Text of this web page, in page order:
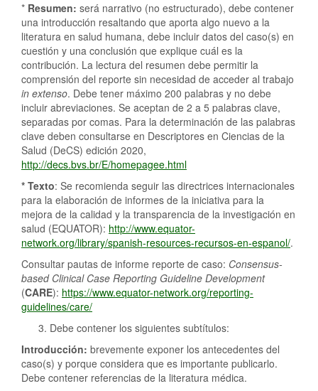
* Resumen: será narrativo (no estructurado), debe contener
una introducción resaltando que aporta algo nuevo a la
literatura en salud humana, debe incluir datos del caso(s) en
cuestión y una conclusión que explique cuál es la
contribución. La lectura del resumen debe permitir la
comprensión del reporte sin necesidad de acceder al trabajo
in extenso. Debe tener máximo 200 palabras y no debe
incluir abreviaciones. Se aceptan de 2 a 5 palabras clave,
separadas por comas. Para la determinación de las palabras
clave deben consultarse en Descriptores en Ciencias de la
Salud (DeCS) edición 2020,
http://decs.bvs.br/E/homepagee.html
* Texto: Se recomienda seguir las directrices internacionales
para la elaboración de informes de la iniciativa para la
mejora de la calidad y la transparencia de la investigación en
salud (EQUATOR): http://www.equator-
network.org/library/spanish-resources-recursos-en-espanol/.
Consultar pautas de informe reporte de caso: Consensus-
based ClinicalCase Reporting Guideline Development
(CARE): https://www.equator-network.org/reporting-
guidelines/care/
Debe contener los siguientes subtítulos:
Introducción: brevemente exponer los antecedentes del
caso(s) y porque considera que es importante publicarlo.
Debe contener referencias de la literatura médica.